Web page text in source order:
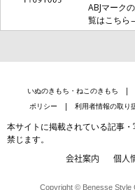
ABJマーク
覧はこちら
いぬのきもち・ねこのきもち
ポリシー
利用者情報の取り
本サイトに掲載されている記事
禁じます。
会社案内 個人
Copyright © Benesse Style